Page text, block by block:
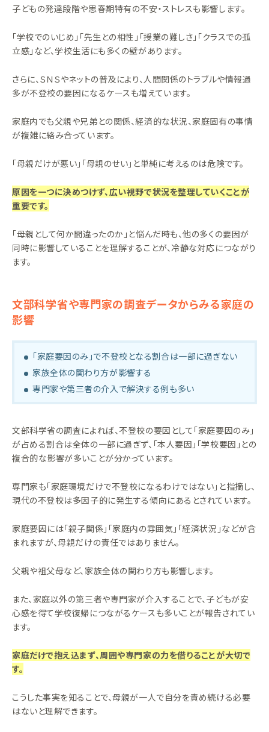
子どもの発達段階や思春期特有の不安・ストレスも影響します。
「学校でのいじめ」「先生との相性」「授業の難しさ」「クラスでの孤
立感」など、学校生活にも多くの壁があります。
さらに、ＳＮＳやネットの普及により、人間関係のトラブルや情報過
多が不登校の要因になるケースも増えています。
家庭内でも父親や兄弟との関係、経済的な状況、家庭固有の事情
が複雑に絡み合っています。
「母親だけが悪い」「母親のせい」と単純に考えるのは危険です。
原因を一つに決めつけず、広い視野で状況を整理していくことが
重要です。
「母親として何か間違ったのか」と悩んだ時も、他の多くの要因が
同時に影響していることを理解することが、冷静な対応につながり
ます。
文部科学省や専門家の調査データからみる家庭の
影響
「家庭要因のみ」で不登校となる割合は一部に過ぎない
家族全体の関わり方が影響する
専門家や第三者の介入で解決する例も多い
文部科学省の調査によれば、不登校の要因として「家庭要因のみ」
が占める割合は全体の一部に過ぎず、「本人要因」「学校要因」との
複合的な影響が多いことが分かっています。
専門家も「家庭環境だけで不登校になるわけではない」と指摘し、
現代の不登校は多因子的に発生する傾向にあるとされています。
家庭要因には「親子関係」「家庭内の雰囲気」「経済状況」などが含
まれますが、母親だけの責任ではありません。
父親や祖父母など、家族全体の関わり方も影響します。
また、家庭以外の第三者や専門家が介入することで、子どもが安
心感を得て学校復帰につながるケースも多いことが報告されてい
ます。
家庭だけで抱え込まず、周囲や専門家の力を借りることが大切で
す。
こうした事実を知ることで、母親が一人で自分を責め続ける必要
はないと理解できます。